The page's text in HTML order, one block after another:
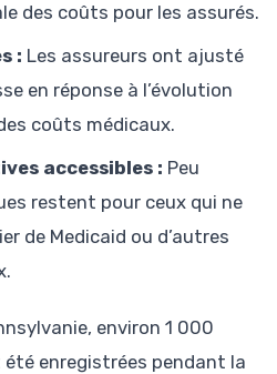
des coûts pour les assurés.
: Les assureurs ont ajusté
en réponse à l’évolution
coûts médicaux.
accessibles : Peu
restent pour ceux qui ne
de Medicaid ou d’autres
environ 1 000
enregistrées pendant la